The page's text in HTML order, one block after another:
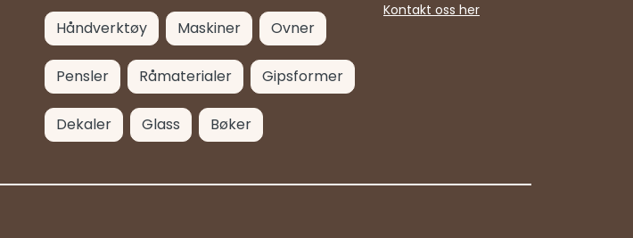
Håndverktøy Maskiner Ovner
Pensler Råmaterialer Gipsformer
Dekaler Glass Bøker
Kontakt oss her